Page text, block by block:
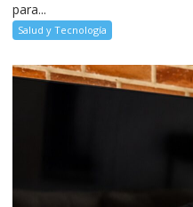
para...
Salud y Tecnología